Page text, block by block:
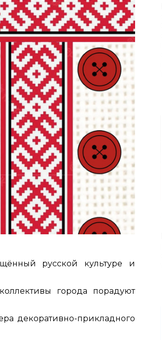
русской культуре и
города порадуют
декоративно-прикладного